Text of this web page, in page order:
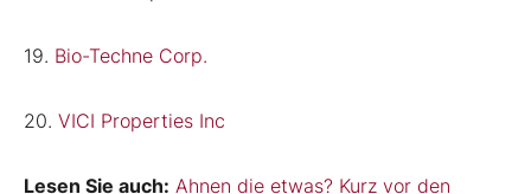
19. Bio-Techne Corp.
20. VICI Properties Inc
Lesen Sie auch: Ahnen die etwas? Kurz vor den